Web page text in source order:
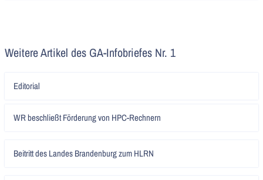
Weitere Artikel des GA-Infobriefes Nr. 1
Editorial
WR beschließt Förderung von HPC-Rechnern
Beitritt des Landes Brandenburg zum HLRN